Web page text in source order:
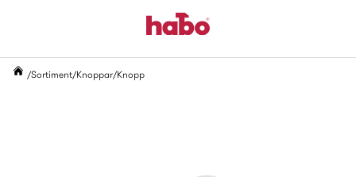
Sortiment Knoppar Knopp